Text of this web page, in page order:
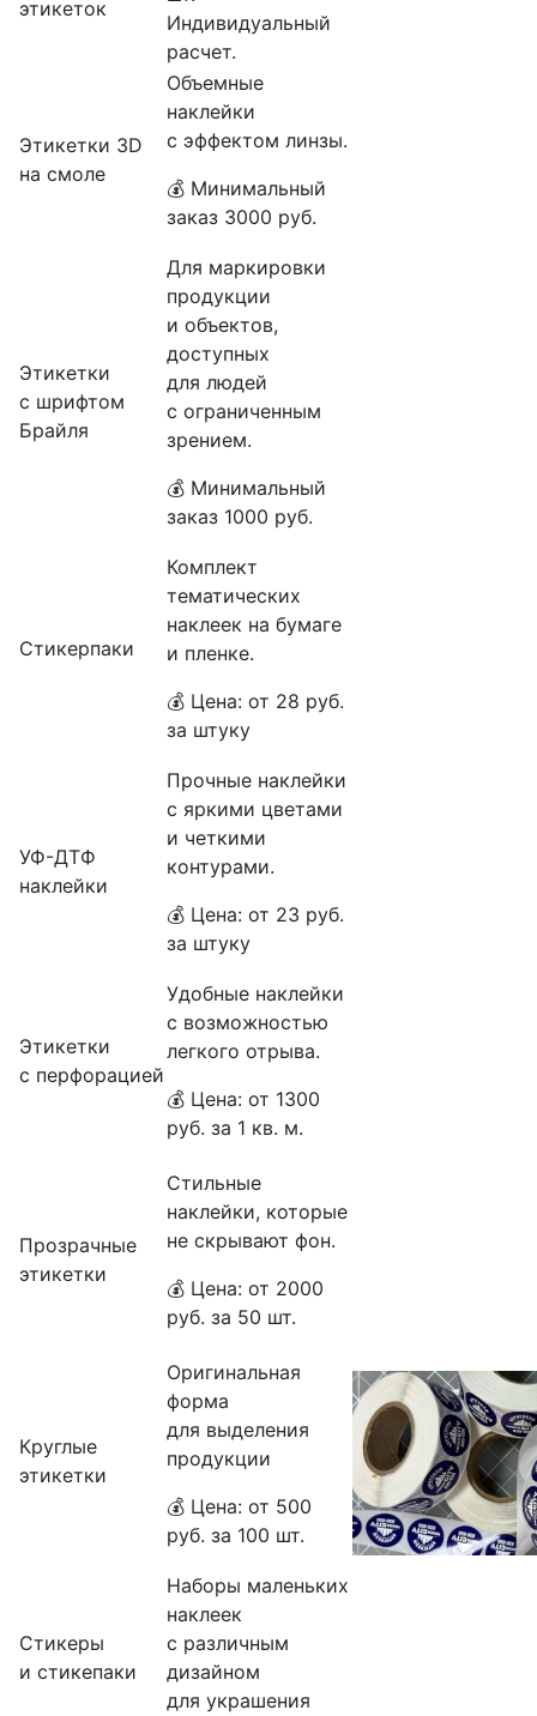
этикеток
Индивидуальный
расчет.
Этикетки 3D
на смоле
Объемные
наклейки
с эффектом линзы.
💰 Минимальный
заказ 3000 руб.
Этикетки
с шрифтом
Брайля
Для маркировки
продукции
и объектов,
доступных
для людей
с ограниченным
зрением.
💰 Минимальный
заказ 1000 руб.
Стикерпаки
Комплект
тематических
наклеек на бумаге
и пленке.
💰 Цена: от 28 руб.
за штуку
УФ-ДТФ
наклейки
Прочные наклейки
с яркими цветами
и четкими
контурами.
💰 Цена: от 23 руб.
за штуку
Этикетки
с перфорацией
Удобные наклейки
с возможностью
легкого отрыва.
💰 Цена: от 1300
руб. за 1 кв. м.
Прозрачные
этикетки
Стильные
наклейки, которые
не скрывают фон.
💰 Цена: от 2000
руб. за 50 шт.
Круглые
этикетки
Оригинальная
форма
для выделения
продукции
💰 Цена: от 500
руб. за 100 шт.
Стикеры
и стикепаки
Наборы маленьких
наклеек
с различным
дизайном
для украшения